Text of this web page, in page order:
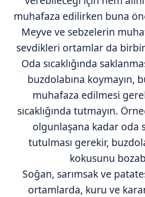
muhafaza edilirken buna
Meyve ve sebzelerin
sevdikleri ortamlar da
Oda sıcaklığında
buzdolabına koymayın,
muhafaza edilmesi
sıcaklığında tutmayın.
olgunlaşana kadar oda
tutulması gerekir,
kokusunu
Soğan, sarımsak ve
ortamlarda, kuru ve